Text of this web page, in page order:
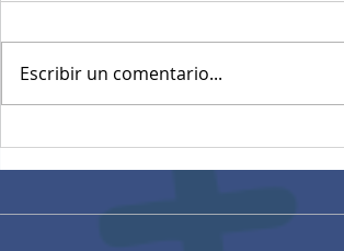
de Rectoría
Escribir un comentario...